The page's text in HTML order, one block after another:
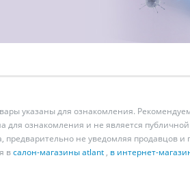
указаны для ознакомления.
для ознакомления и не является
предварительно не уведомляя
всалон-магазины atlant , в интернет-